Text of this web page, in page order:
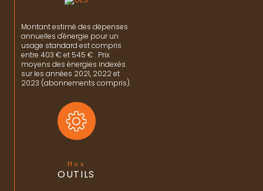
Montant estimé des dépenses
annuelles d'énergie pour un
usage standard est compris
entre 403 € et 545 € . Prix
moyens des énergies indexés
sur les années 2021, 2022 et
2023 (abonnements compris).
Nos
OUTILS